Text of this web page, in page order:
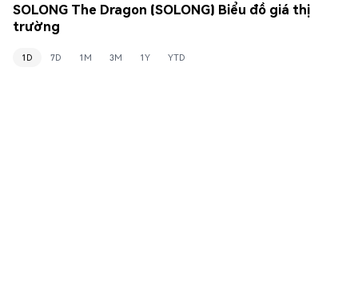
SOLONG The Dragon (SOLONG) Biểu đồ giá thị
trường
1D 7D 1M 3M 1Y YTD